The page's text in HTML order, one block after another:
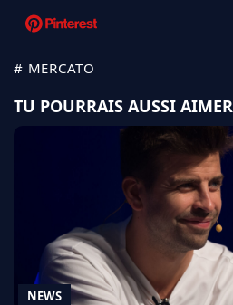
# MERCATO
TU POURRAIS AUSSI AIMER
NEWS